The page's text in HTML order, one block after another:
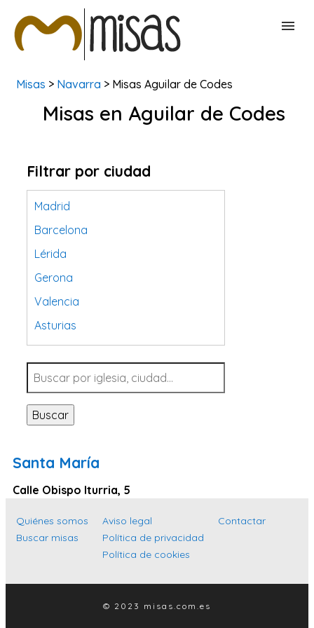
BUSCAR MISAS
Misas > Navarra > Misas Aguilar de Codes
Misas en Aguilar de Codes
Filtrar por ciudad
Madrid
Barcelona
Lérida
Gerona
Valencia
Asturias
Tarragona
Navarra
Valladolid
Sevilla
Santa Cruz de Tenerife
Cantabria
Islas Baleares
Las Palmas
Alicante
Buscar
Santa María
Calle Obispo Iturria, 5
Quiénes somos
Buscar misas
Aviso legal
Política de privacidad
Política de cookies
Contactar
© 2023 misas.com.es